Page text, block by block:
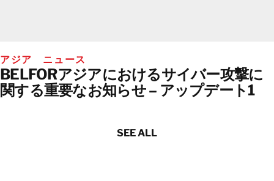
アジア ニュース
BELFORアジアにおけるサイバー攻撃に
関する重要なお知らせ – アップデート1
SEE ALL